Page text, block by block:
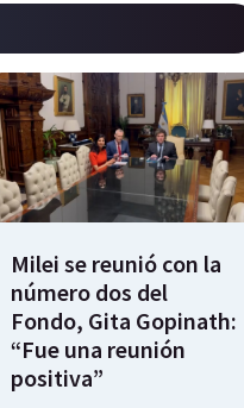
Milei se reunió con la
número dos del
Fondo, Gita Gopinath:
“Fue una reunión
positiva”